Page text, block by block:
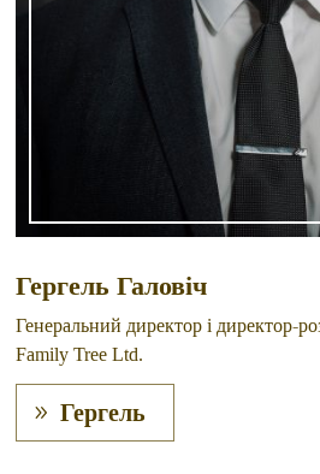
Гергель Галовіч
Генеральний директор і директор-
Family Tree Ltd.
Гергель